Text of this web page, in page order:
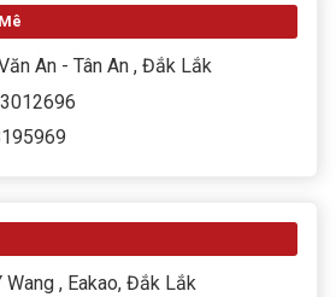
An - Tân An , Đắk Lắk
, Eakao, Đắk Lắk